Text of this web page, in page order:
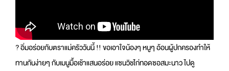
?อิ่มอร่อยกับตราแม่ครัววันนี้ !! ขอเอาใจน้องๆ หนูๆ อ้อนผู้ปกครองทำให้
ทานกันง่ายๆ กับเมนูมื้อเช้าแสนอร่อย แซนวิชไก่ทอดซอสมะนาว ไปดู